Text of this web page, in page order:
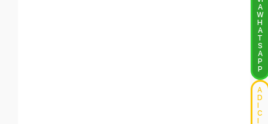
A
W
H
A
T
S
A
P
P
A
D
C